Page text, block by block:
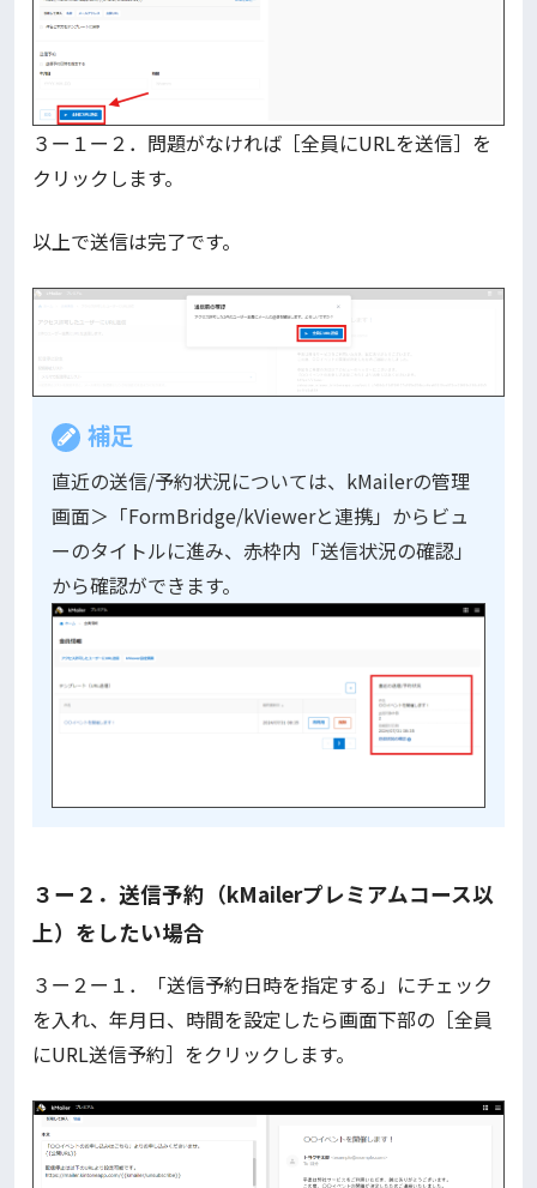
３ー１ー２．問題がなければ［全員にURLを送信］を
クリックします。
以上で送信は完了です。
補足
直近の送信/予約状況については、kMailerの管理
画面＞「FormBridge/kViewerと連携」からビュ
ーのタイトルに進み、赤枠内「送信状況の確認」
から確認ができます。
３ー２．送信予約（kMailerプレミアムコース以
上）をしたい場合
３ー２ー１．「送信予約日時を指定する」にチェック
を入れ、年月日、時間を設定したら画面下部の［全員
にURL送信予約］をクリックします。